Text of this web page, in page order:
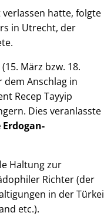
verlassen hatte, folgte
in Utrecht, der
März bzw. 18.
Anschlag in
Recep Tayyip
Dies veranlasste
Haltung zur
Richter (der
in der Türkei
etc.).